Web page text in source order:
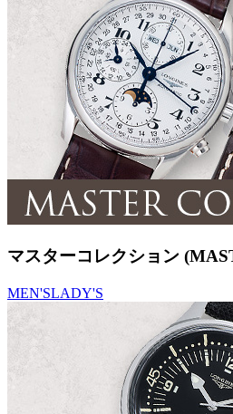
マスターコレクション
MEN'SLADY'S